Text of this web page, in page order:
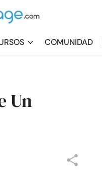
COMUNIDAD
Un